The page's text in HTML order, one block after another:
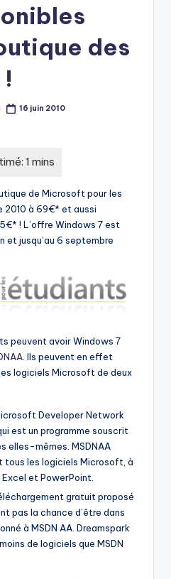
des
16 juin 2010
de Microsoft pour les
à 69€* et aussi
! L’offre Windows 7 est
et jusqu’au 6 septembre
peuvent avoir Windows 7
. Ils peuvent en effet
logiciels Microsoft de deux
Developer Network
est un programme souscrit
elles-mêmes. MSDNAA
tous les logiciels Microsoft, à
et PowerPoint.
gratuit proposé
pas la chance d’être dans
à MSDN AA. Dreamspark
de logiciels que MSDN